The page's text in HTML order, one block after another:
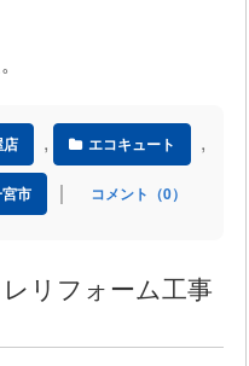
, エコキュート ,
市 ｜ コメント（0）
リフォーム工事